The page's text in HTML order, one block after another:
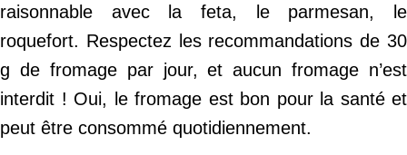
raisonnable avec la feta, le parmesan, le
roquefort. Respectez les recommandations de 30
g de fromage par jour, et aucun fromage n’est
interdit ! Oui, le fromage est bon pour la santé et
peut être consommé quotidiennement.